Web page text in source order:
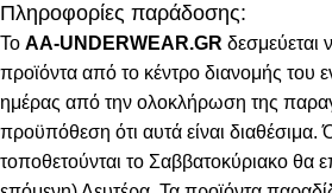
Πληροφορίες παράδοσης:
To AA-UNDERWEAR.GR δεσμεύεται
προϊόντα από το κέντρο διανομής του
ημέρας από την ολοκλήρωση της
προϋπόθεση ότι αυτά είναι διαθέσιμα.
τοποθετούνται το Σαββατοκύριακο θα